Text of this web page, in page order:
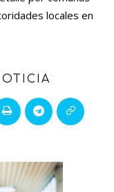
locales en